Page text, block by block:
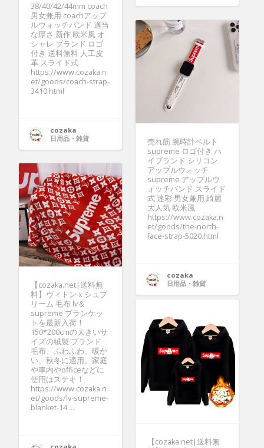
38/40/42/44mm coach
男女兼用 coachアップ
ルウォッチバンド 適当
な厚さ 新作 欧米風 オ
シャレ ブランド ロゴ
付き 送料無料 人工皮
革 スライド式
https://www.cozaka.n
et/goods/coach-strap-
3410.html
cozaka
日用品・雑貨
売れ筋 腕時計ベルト
supreme ロゴ付き ハ
イブランド シリコン
アップルウォッチ
supreme アップルウ
ォッチバンド スライド
式 迷彩 男女兼用 綺麗
大人気 欧米風
https://www.cozaka.n
et/goods/the-north-
face-strap-5020.html
cozaka
日用品・雑貨
【cozaka.net|送料無
料】ヴィトンｘシュプ
リーム 毛布 lv＆
supreme ブランケッ
トを最新入荷！
150*200cmの大きいサ
イズの絨製 ブランド
毛布、ふわふわ、暖か
い、秋冬に適用。家庭
や車内やofficeなどに
使用はステキ！
https://www.cozaka.n
et/goods/lv-supreme-
blanket-14 ...
【cozaka.net|送料無